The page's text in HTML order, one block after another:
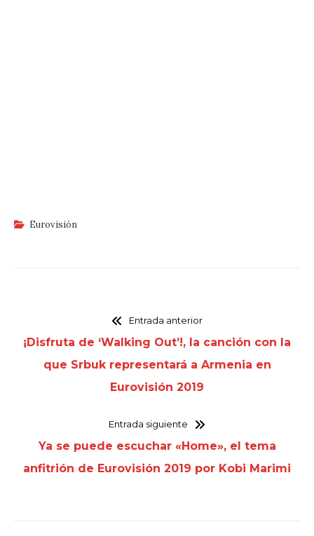
Eurovisión
Entrada anterior
¡Disfruta de ‘Walking Out’!, la canción con la
que Srbuk representará a Armenia en
Eurovisión 2019
Entrada siguiente
Ya se puede escuchar «Home», el tema
anfitrión de Eurovisión 2019 por Kobi Marimi